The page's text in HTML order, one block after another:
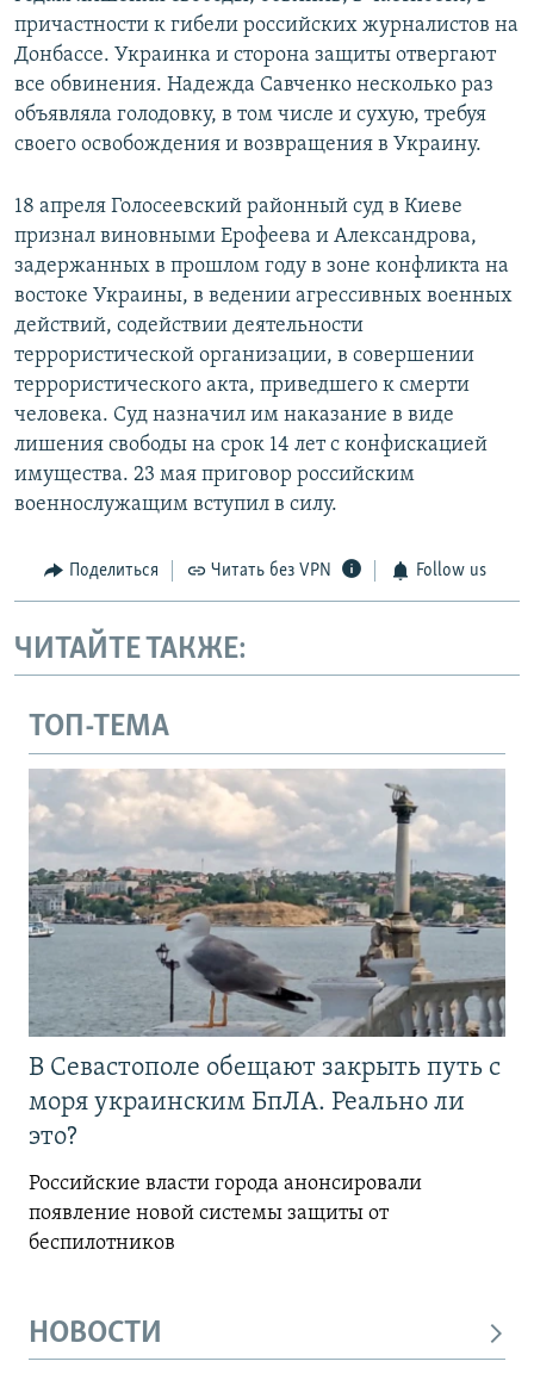
причастности к гибели российских журналистов на
Донбассе. Украинка и сторона защиты отвергают
все обвинения. Надежда Савченко несколько раз
объявляла голодовку, в том числе и сухую, требуя
своего освобождения и возвращения в Украину.
18 апреля Голосеевский районный суд в Киеве
признал виновными Ерофеева и Александрова,
задержанных в прошлом году в зоне конфликта на
востоке Украины, в ведении агрессивных военных
действий, содействии деятельности
террористической организации, в совершении
террористического акта, приведшего к смерти
человека. Суд назначил им наказание в виде
лишения свободы на срок 14 лет с конфискацией
имущества. 23 мая приговор российским
военнослужащим вступил в силу.
Поделиться Читать без VPN Follow us
ЧИТАЙТЕ ТАКЖЕ:
ТОП-ТЕМА
В Севастополе обещают закрыть путь с
моря украинским БпЛА. Реально ли
это?
Российские власти города анонсировали
появление новой системы защиты от
беспилотников
НОВОСТИ